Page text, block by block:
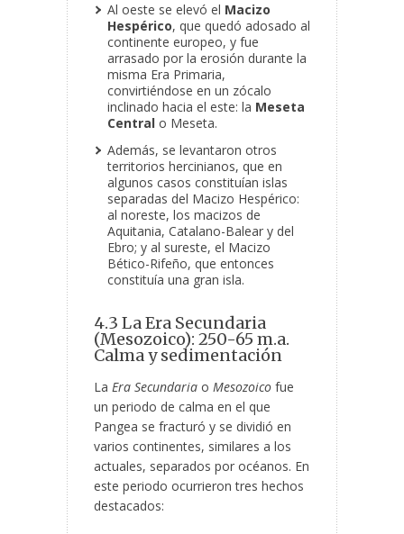
Al oeste se elevó el Macizo
Hespérico, que quedó adosado al
continente europeo, y fue
arrasado por la erosión durante la
misma Era Primaria,
convirtiéndose en un zócalo
inclinado hacia el este: la Meseta
Central o Meseta.
Además, se levantaron otros
territorios hercinianos, que en
algunos casos constituían islas
separadas del Macizo Hespérico:
al noreste, los macizos de
Aquitania, Catalano-Balear y del
Ebro; y al sureste, el Macizo
Bético-Rifeño, que entonces
constituía una gran isla.
4.3 La Era Secundaria
(Mesozoico): 250-65 m.a.
Calma y sedimentación
La Era Secundaria o Mesozoico fue
un periodo de calma en el que
Pangea se fracturó y se dividió en
varios continentes, similares a los
actuales, separados por océanos. En
este periodo ocurrieron tres hechos
destacados: